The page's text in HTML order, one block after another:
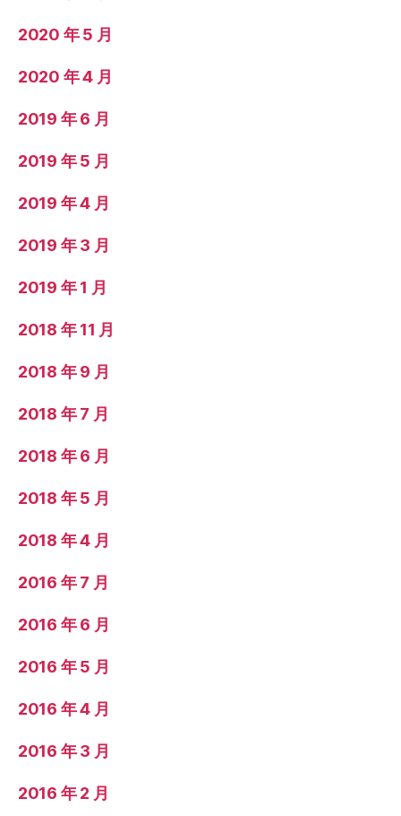
2020 年 5 月
2020 年 4 月
2019 年 6 月
2019 年 5 月
2019 年 4 月
2019 年 3 月
2019 年 1 月
2018 年 11 月
2018 年 9 月
2018 年 7 月
2018 年 6 月
2018 年 5 月
2018 年 4 月
2016 年 7 月
2016 年 6 月
2016 年 5 月
2016 年 4 月
2016 年 3 月
2016 年 2 月